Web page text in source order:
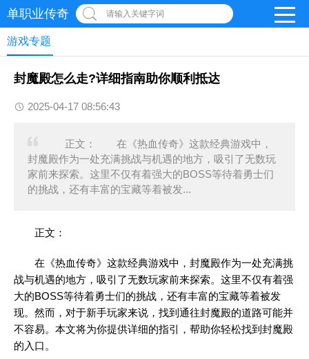
单职业传奇 请输入关键字词
游戏专题
封魔殿怎么走?详细指南助你顺利抵达
2025-04-17 08:56:43
正文： 在《热血传奇》这款经典游戏中，
封魔殿作为一处充满挑战与机遇的地方，吸引了无数玩
家前来探索。这里不仅有着强大的BOSS等待着勇士们
的挑战，还有丰富的宝藏等着被发...
正文：
在《热血传奇》这款经典游戏中，封魔殿作为一处充满挑
战与机遇的地方，吸引了无数玩家前来探索。这里不仅有着强
大的BOSS等待着勇士们的挑战，还有丰富的宝藏等着被发
现。然而，对于新手玩家来说，找到通往封魔殿的道路可能并
不容易。本文将为你提供详细的指引，帮助你轻松找到封魔殿
的入口。